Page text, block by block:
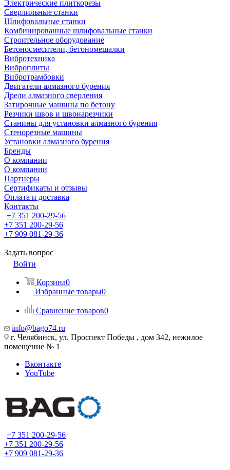
Электрические плиткорезы
Сверлильные станки
Шлифовальные станки
Комбинированные шлифовальные станки
Строительное оборудование
Бетоносмесители, бетономешалки
Вибротехника
Виброплиты
Вибротрамбовки
Двигатели алмазного бурения
Дрели алмазного сверления
Затирочные машины по бетону
Резчики швов и швонарезчики
Станины для установки алмазного бурения
Стенорезные машины
Установки алмазного бурения
Бренды
О компании
О компании
Партнеры
Cертификаты и отзывы
Оплата и доставка
Контакты
+7 351 200-29-56
+7 351 200-29-56
+7 909 081-29-36
Задать вопрос
Войти
Корзина0
Избранные товары0
Сравнение товаров0
info@bago74.ru
г. Челябинск, ул. Проспект Победы , дом 342, нежилое
помещение № 1
Вконтакте
YouTube
+7 351 200-29-56
+7 351 200-29-56
+7 909 081-29-36